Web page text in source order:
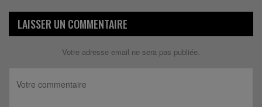
LAISSER UN COMMENTAIRE
Votre adresse email ne sera pas publiée.